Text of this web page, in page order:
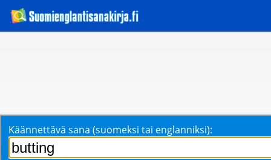
Käännettävä sana (suomeksi tai englanniksi):